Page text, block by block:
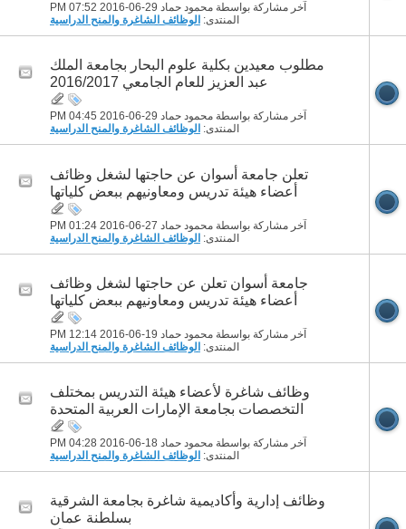
آخر مشاركة بواسطة محمود حماد 29-06-2016
07:52 PM
المنتدى: الوظائف الشاغرة والمنح الدراسية
مطلوب معيدين بكلية علوم البحار بجامعة الملك
عبد العزيز للعام الجامعي 2016/2017
آخر مشاركة بواسطة محمود حماد 29-06-2016
04:45 PM
المنتدى: الوظائف الشاغرة والمنح الدراسية
تعلن جامعة أسوان عن حاجتها لشغل وظائف
أعضاء هيئة تدريس ومعاونيهم ببعض كلياتها
آخر مشاركة بواسطة محمود حماد 27-06-2016
01:24 PM
المنتدى: الوظائف الشاغرة والمنح الدراسية
جامعة أسوان تعلن عن حاجتها لشغل وظائف
أعضاء هيئة تدريس ومعاونيهم ببعض كلياتها
آخر مشاركة بواسطة محمود حماد 19-06-2016
12:14 PM
المنتدى: الوظائف الشاغرة والمنح الدراسية
وظائف شاغرة لأعضاء هيئة التدريس بمختلف
التخصصات بجامعة الإمارات العربية المتحدة
آخر مشاركة بواسطة محمود حماد 18-06-2016
04:28 PM
المنتدى: الوظائف الشاغرة والمنح الدراسية
وظائف إدارية وأكاديمية شاغرة بجامعة الشرقية
بسلطنة عمان